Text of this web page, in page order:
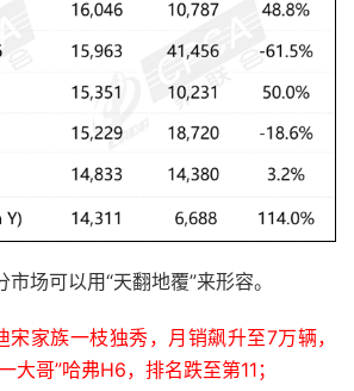
场可以用“天翻地覆”来形容。
宋家族一枝独秀，月销飙升至7万辆，
大哥”哈弗H6，排名跌至第11；